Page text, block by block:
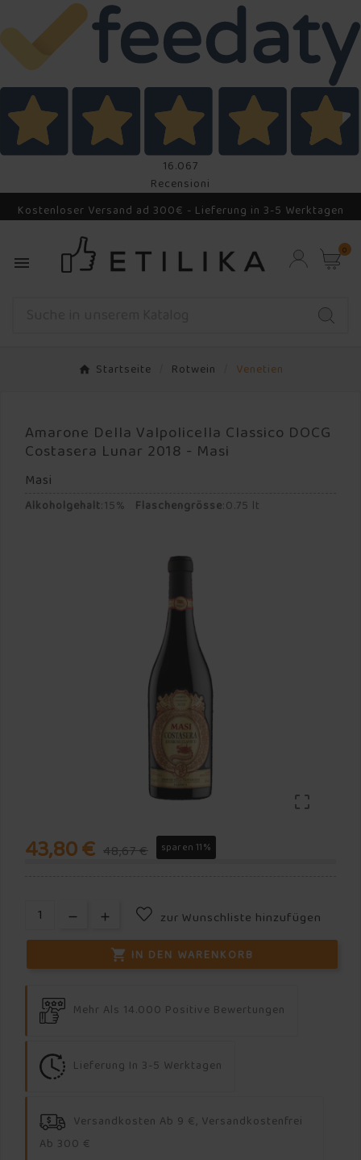
16.067
Recensioni
Kostenloser Versand ad 300€ - Lieferung in 3-5 Werktagen

0
Startseite Rotwein Venetien
Amarone Della Valpolicella Classico DOCG
Costasera Lunar 2018 - Masi
Masi
Alkoholgehalt:15% Flaschengrösse:0.75 lt

43,80 € 48,67 € sparen 11%
zur Wunschliste hinzufügen
 IN DEN WARENKORB
Mehr Als 14.000 Positive Bewertungen
Lieferung In 3-5 Werktagen
Versandkosten Ab 9 €, Versandkostenfrei
Ab 300 €